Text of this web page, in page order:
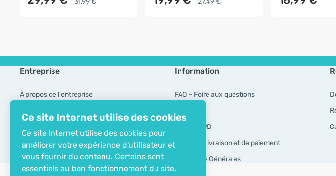
Ce site Internet utilise des cookies
Ce site Internet utilise des cookies pour
améliorer votre expérience d'utilisateur et
vous fournir du contenu. Certains sont
essentiels au bon fonctionnement du site,
31,99 € 27,49 €
Entreprise
À propos de l'entreprise
Information
FAQ – Foire aux questions
Outils RGPD
Modes de livraison et de paiement
Conditions Générales